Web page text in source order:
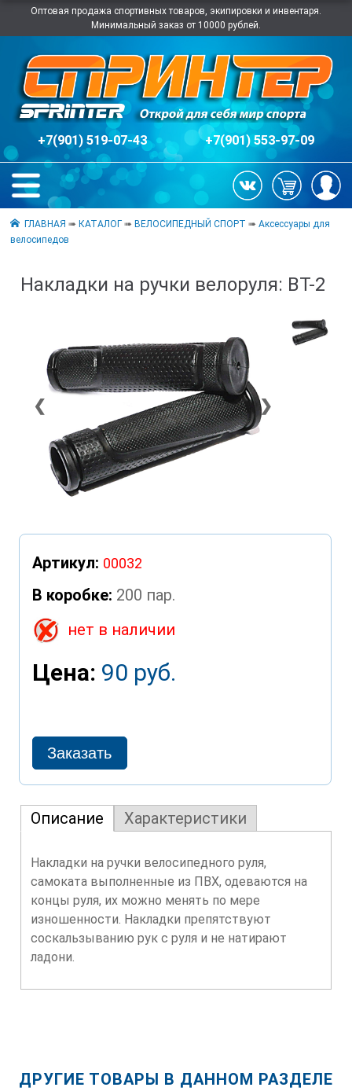
Оптовая продажа спортивных товаров, экипировки и инвентаря.
Минимальный заказ от 10000 рублей.
+7(901) 519-07-43 +7(901) 553-97-09
ГЛАВНАЯ ➠КАТАЛОГ ➠ВЕЛОСИПЕДНЫЙ СПОРТ ➠Аксессуары для
велосипедов
Накладки на ручки велоруля: ВТ-2
❮ ❯
Артикул: 00032
В коробке: 200 пар.
нет в наличии
Цена: 90 руб.
Описание Характеристики
Накладки на ручки велосипедного руля,
самоката выполненные из ПВХ, одеваются на
концы руля, их можно менять по мере
изношенности. Накладки препятствуют
соскальзыванию рук с руля и не натирают
ладони.
ДРУГИЕ ТОВАРЫ В ДАННОМ РАЗДЕЛЕ